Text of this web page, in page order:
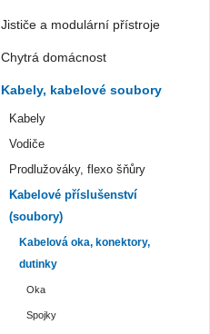
Jističe a modulární přístroje
Chytrá domácnost
Kabely, kabelové soubory
Kabely
Vodiče
Prodlužováky, flexo šňůry
Kabelové příslušenství
(soubory)
Kabelová oka, konektory,
dutinky
Oka
Spojky